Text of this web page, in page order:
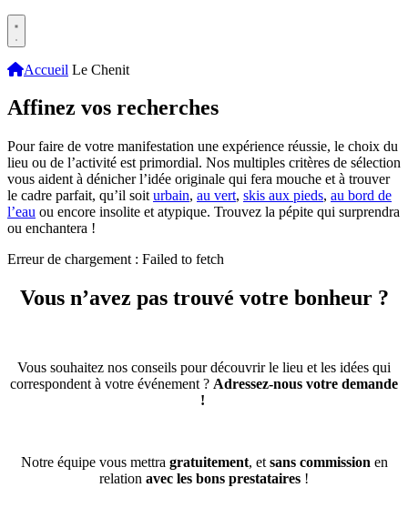
Accueil Le Chenit
Affinez vos recherches
Pour faire de votre manifestation une expérience réussie, le choix du
lieu ou de l’activité est primordial. Nos multiples critères de sélection
vous aident à dénicher l’idée originale qui fera mouche et à trouver
le cadre parfait, qu’il soit urbain, au vert, skis aux pieds, au bord de
l’eau ou encore insolite et atypique. Trouvez la pépite qui surprendra
ou enchantera !
Erreur de chargement : Failed to fetch
Vous n’avez pas trouvé votre bonheur ?
Vous souhaitez nos conseils pour découvrir le lieu et les idées qui
correspondent à votre événement ? Adressez-nous votre demande
!
Notre équipe vous mettra gratuitement, et sans commission en
relation avec les bons prestataires !